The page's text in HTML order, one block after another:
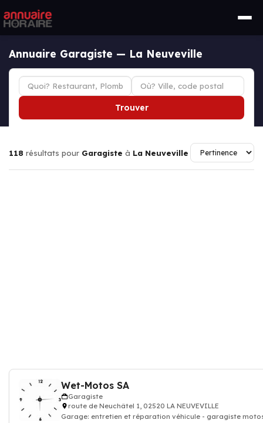
Annuaire Garagiste — La Neuveville
Trouver
118 résultats pour Garagiste à La Neuveville
Wet-Motos SA
Garagiste
route de Neuchâtel 1, 02520 LA NEUVEVILLE
Garage: entretien et réparation véhicule - garagiste